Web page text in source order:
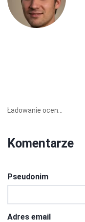
Ładowanie ocen...
Komentarze
Pseudonim
Adres email